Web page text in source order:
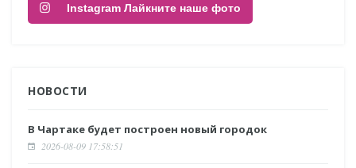
Instagram Лайкните наше фото
НОВОСТИ
В Чартаке будет построен новый городок
2026-08-09 17:58:51